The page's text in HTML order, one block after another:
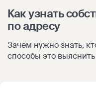
Как узнать
по адресу
Зачем нужно знать,
способы это выяснить